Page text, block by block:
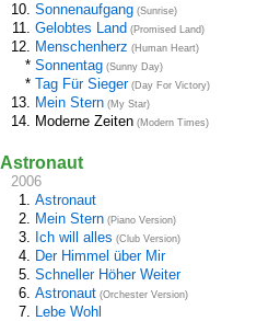
10. Sonnenaufgang (Sunrise)
11. Gelobtes Land (Promised Land)
12. Menschenherz (Human Heart)
* Sonnentag (Sunny Day)
* Tag Für Sieger(Day For Victory)
13. Mein Stern (My Star)
14. Moderne Zeiten (Modern Times)
Astronaut
2006
1. Astronaut
2. Mein Stern (Piano Version)
3. Ich will alles (Club Version)
4. Der Himmel über Mir
5. Schneller Höher Weiter
6. Astronaut (Orchester Version)
7. Lebe Wohl